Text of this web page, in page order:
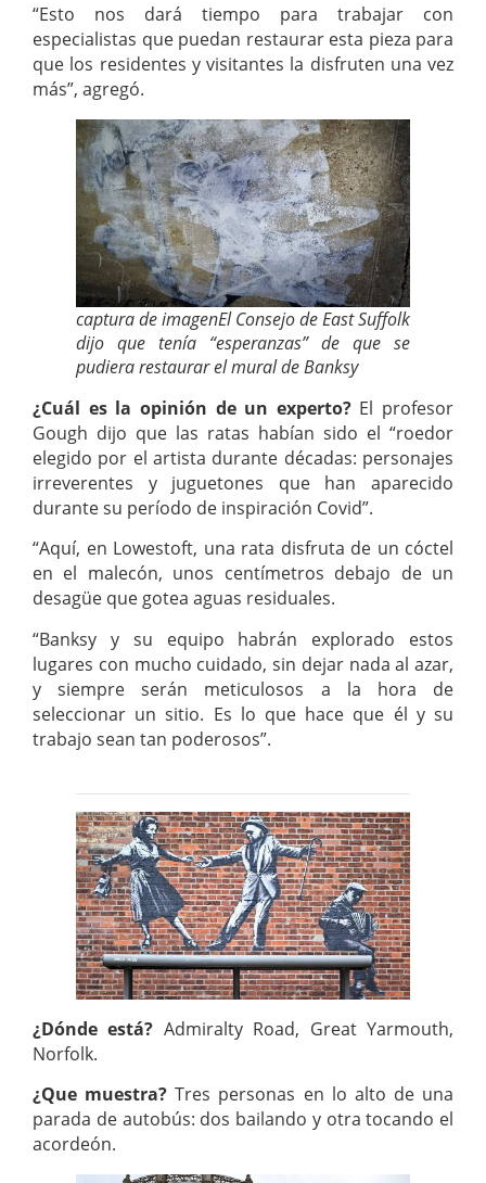
“Esto nos dará tiempo para trabajar con
especialistas que puedan restaurar esta pieza para
que los residentes y visitantes la disfruten una vez
más”, agregó.
captura de imagenEl Consejo de East Suffolk
dijo que tenía “esperanzas” de que se
pudiera restaurar el mural de Banksy
¿Cuál es la opinión de un experto? El profesor
Gough dijo que las ratas habían sido el “roedor
elegido por el artista durante décadas: personajes
irreverentes y juguetones que han aparecido
durante su período de inspiración Covid”.
“Aquí, en Lowestoft, una rata disfruta de un cóctel
en el malecón, unos centímetros debajo de un
desagüe que gotea aguas residuales.
“Banksy y su equipo habrán explorado estos
lugares con mucho cuidado, sin dejar nada al azar,
y siempre serán meticulosos a la hora de
seleccionar un sitio. Es lo que hace que él y su
trabajo sean tan poderosos”.
¿Dónde está? Admiralty Road, Great Yarmouth,
Norfolk.
¿Que muestra?Tres personas en lo alto de una
parada de autobús: dos bailando y otra tocando el
acordeón.